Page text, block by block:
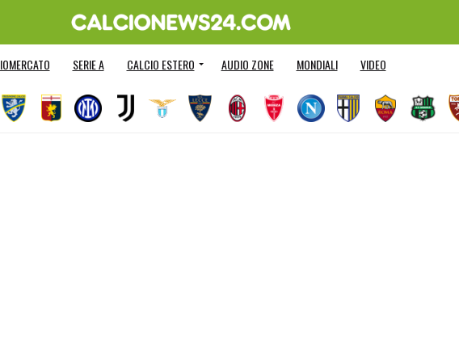
SERIE A CALCIO ESTERO AUDIO ZONE MONDIALI VIDEO